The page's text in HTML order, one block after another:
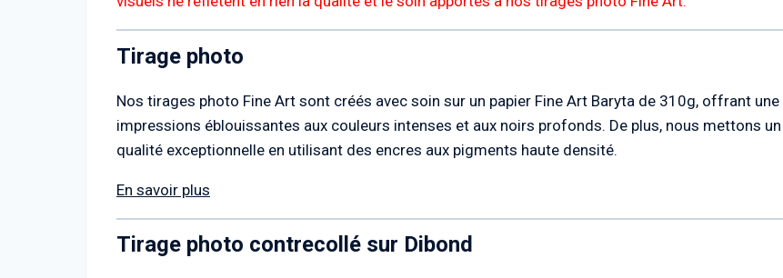
Tirage photo
Nos tirages photo Fine Art sont créés avec soin sur un papier Fine Art Baryta de 310g, offrant
impressions éblouissantes aux couleurs intenses et aux noirs profonds. De plus, nous mettons
qualité exceptionnelle en utilisant des encres aux pigments haute densité.
En savoir plus
Tirage photo contrecollé sur Dibond